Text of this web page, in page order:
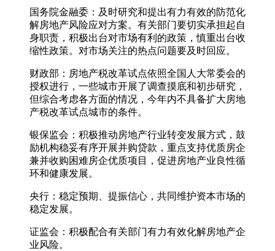
国务院金融委：及时研究和提出有力有效的防范化
解房地产风险应对方案。有关部门要切实承担起自
身职责，积极出台对市场有利的政策，慎重出台收
缩性政策。对市场关注的热点问题要及时回应。
财政部：房地产税改革试点依照全国人大常委会的
授权进行，一些城市开展了调查摸底和初步研究，
但综合考虑各方面的情况，今年内不具备扩大房地
产税改革试点城市的条件。
银保监会：积极推动房地产行业转变发展方式，鼓
励机构稳妥有序开展并购贷款，重点支持优质房企
兼并收购困难房企优质项目，促进房地产业良性循
环和健康发展。
央行：稳定预期、提振信心，共同维护资本市场的
稳定发展。
证监会：积极配合有关部门有力有效化解房地产企
业风险。